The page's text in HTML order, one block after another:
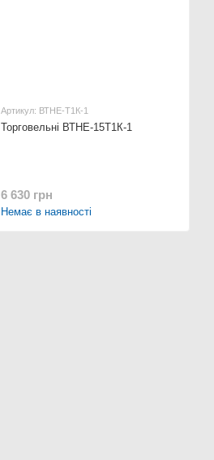
Артикул: ВТНЕ-Т1К-1
Торговельні ВТНЕ-15Т1К-1
6 630 грн
Немає в наявності